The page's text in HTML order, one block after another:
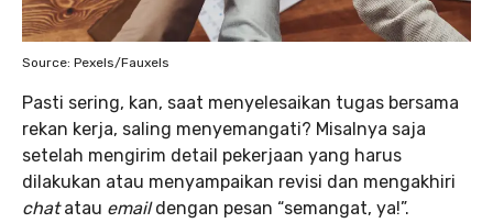
Source: Pexels/Fauxels
Pasti sering, kan, saat menyelesaikan tugas bersama
rekan kerja, saling menyemangati? Misalnya saja
setelah mengirim detail pekerjaan yang harus
dilakukan atau menyampaikan revisi dan mengakhiri
chatatau emaildengan pesan “semangat, ya!”.